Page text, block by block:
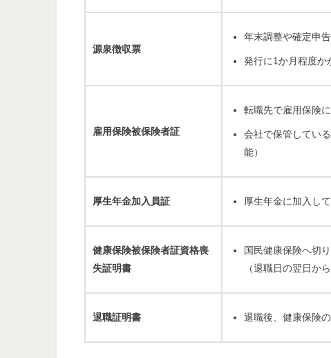
源泉徴収票
年末調整や確定申
発行に1か月程度か
雇用保険被保険者証
転職先で雇用保険
会社で保管してい
能）
厚生年金加入員証 厚生年金に加入し
健康保険被保険者証資格喪
失証明書
国民健康保険へ切
（退職日の翌日か
退職証明書 退職後、健康保険